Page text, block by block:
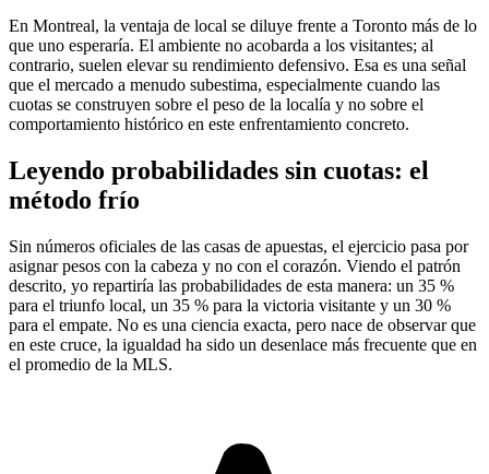
En Montreal, la ventaja de local se diluye frente a Toronto más de lo
que uno esperaría. El ambiente no acobarda a los visitantes; al
contrario, suelen elevar su rendimiento defensivo. Esa es una señal
que el mercado a menudo subestima, especialmente cuando las
cuotas se construyen sobre el peso de la localía y no sobre el
comportamiento histórico en este enfrentamiento concreto.
Leyendo probabilidades sin cuotas: el
método frío
Sin números oficiales de las casas de apuestas, el ejercicio pasa por
asignar pesos con la cabeza y no con el corazón. Viendo el patrón
descrito, yo repartiría las probabilidades de esta manera: un 35 %
para el triunfo local, un 35 % para la victoria visitante y un 30 %
para el empate. No es una ciencia exacta, pero nace de observar que
en este cruce, la igualdad ha sido un desenlace más frecuente que en
el promedio de la MLS.